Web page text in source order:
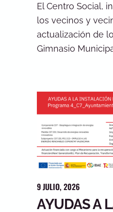
El Centro Social,
los vecinos y
actualización de
Gimnasio
9JULIO,2026
AYUDAS A